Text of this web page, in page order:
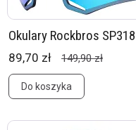
Okulary Rockbros
89,70 zł 149,90 zł
Do koszyka